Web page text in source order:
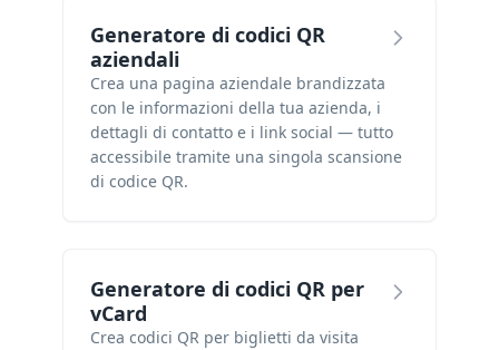
Generatore di codici QR
aziendali
Crea una pagina aziendale brandizzata
con le informazioni della tua azienda, i
dettagli di contatto e i link social — tutto
accessibile tramite una singola scansione
di codice QR.
Generatore di codici QR per
vCard
Crea codici QR per biglietti da visita